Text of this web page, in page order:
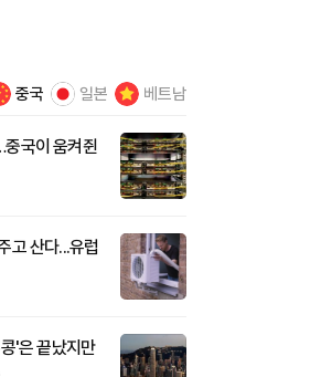
중국 일본 베트남
국이 움켜쥔
고 산다...유럽
'은 끝났지만